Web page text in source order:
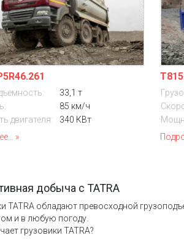
33,1 т
85 км/ч
двигателя:
340 КВт
добыча с TATRA
TATRA обладают превосходной
и в любую погоду.
грузовики TATRA?